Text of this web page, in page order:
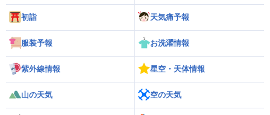
初詣 天気痛予報
服装予報 お洗濯情報
紫外線情報 星空・天体情報
山の天気 空の天気